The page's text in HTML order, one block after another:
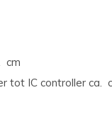
cm
tot IC controller ca.